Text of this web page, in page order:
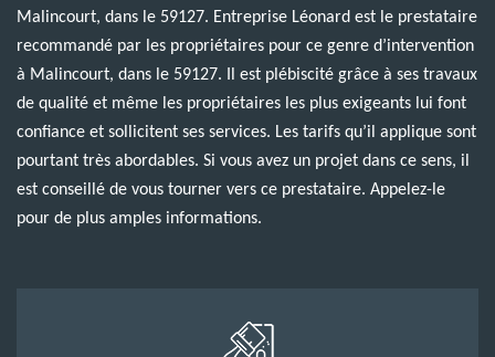
Malincourt, dans le 59127. Entreprise Léonard est le prestataire
recommandé par les propriétaires pour ce genre d’intervention
à Malincourt, dans le 59127. Il est plébiscité grâce à ses travaux
de qualité et même les propriétaires les plus exigeants lui font
confiance et sollicitent ses services. Les tarifs qu’il applique sont
pourtant très abordables. Si vous avez un projet dans ce sens, il
est conseillé de vous tourner vers ce prestataire. Appelez-le
pour de plus amples informations.